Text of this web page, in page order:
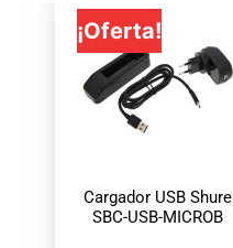
¡Oferta!
Cargador USB Shure
SBC-USB-MICROB